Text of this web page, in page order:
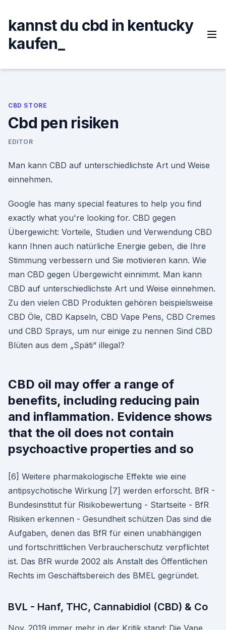
content
kannst du cbd in kentucky
kaufen_
CBD STORE
Cbd pen risiken
EDITOR
Man kann CBD auf unterschiedlichste Art und Weise
einnehmen.
Google has many special features to help you find
exactly what you're looking for. CBD gegen
Übergewicht: Vorteile, Studien und Verwendung CBD
kann Ihnen auch natürliche Energie geben, die Ihre
Stimmung verbessern und Sie motivieren kann. Wie
man CBD gegen Übergewicht einnimmt. Man kann
CBD auf unterschiedlichste Art und Weise einnehmen.
Zu den vielen CBD Produkten gehören beispielsweise
CBD Öle, CBD Kapseln, CBD Vape Pens, CBD Cremes
und CBD Sprays, um nur einige zu nennen Sind CBD
Blüten aus dem „Späti“ illegal?
CBD oil may offer a range of
benefits, including reducing pain
and inflammation. Evidence shows
that the oil does not contain
psychoactive properties and so
[6] Weitere pharmakologische Effekte wie eine
antipsychotische Wirkung [7] werden erforscht. BfR -
Bundesinstitut für Risikobewertung - Startseite - BfR
Risiken erkennen - Gesundheit schützen Das sind die
Aufgaben, denen das BfR für einen unabhängigen
und fortschrittlichen Verbraucherschutz verpflichtet
ist. Das BfR wurde 2002 als Anstalt des Öffentlichen
Rechts im Geschäftsbereich des BMEL gegründet.
BVL - Hanf, THC, Cannabidiol (CBD) & Co
Nov. 2019 immer mehr in der Kritik stand: Die Vape